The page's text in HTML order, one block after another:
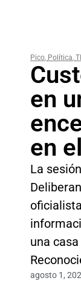
Pico, Política,
en
en
La
una
agosto 1,